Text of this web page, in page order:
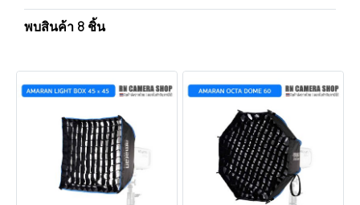
พบสินค้า 8 ชิ้น